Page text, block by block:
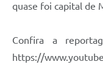
Audiências Públicas
quase foi capital de
Confira a
https://